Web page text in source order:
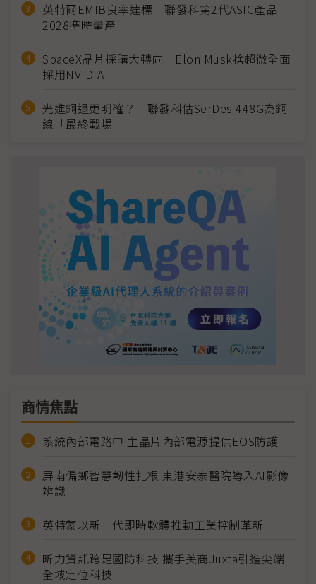
英特爾EMIB良率達標 聯發科第2代ASIC產品
2028準時量產
SpaceX晶片採購大轉向 Elon Musk捨超微全面
採用NVIDIA
光進銅退更明確？ 聯發科估SerDes 448G為銅
線「最終戰場」
商情焦點
系統內部電路中 主晶片內部電源提供EOS防護
屏南偏鄉智慧韌性扎根 東港安泰醫院導入AI影像
辨識
英特蒙以新一代即時軟體推動工業控制革新
昕力資訊跨足國防科技 攜手美商Juxta引進尖端
全域定位科技